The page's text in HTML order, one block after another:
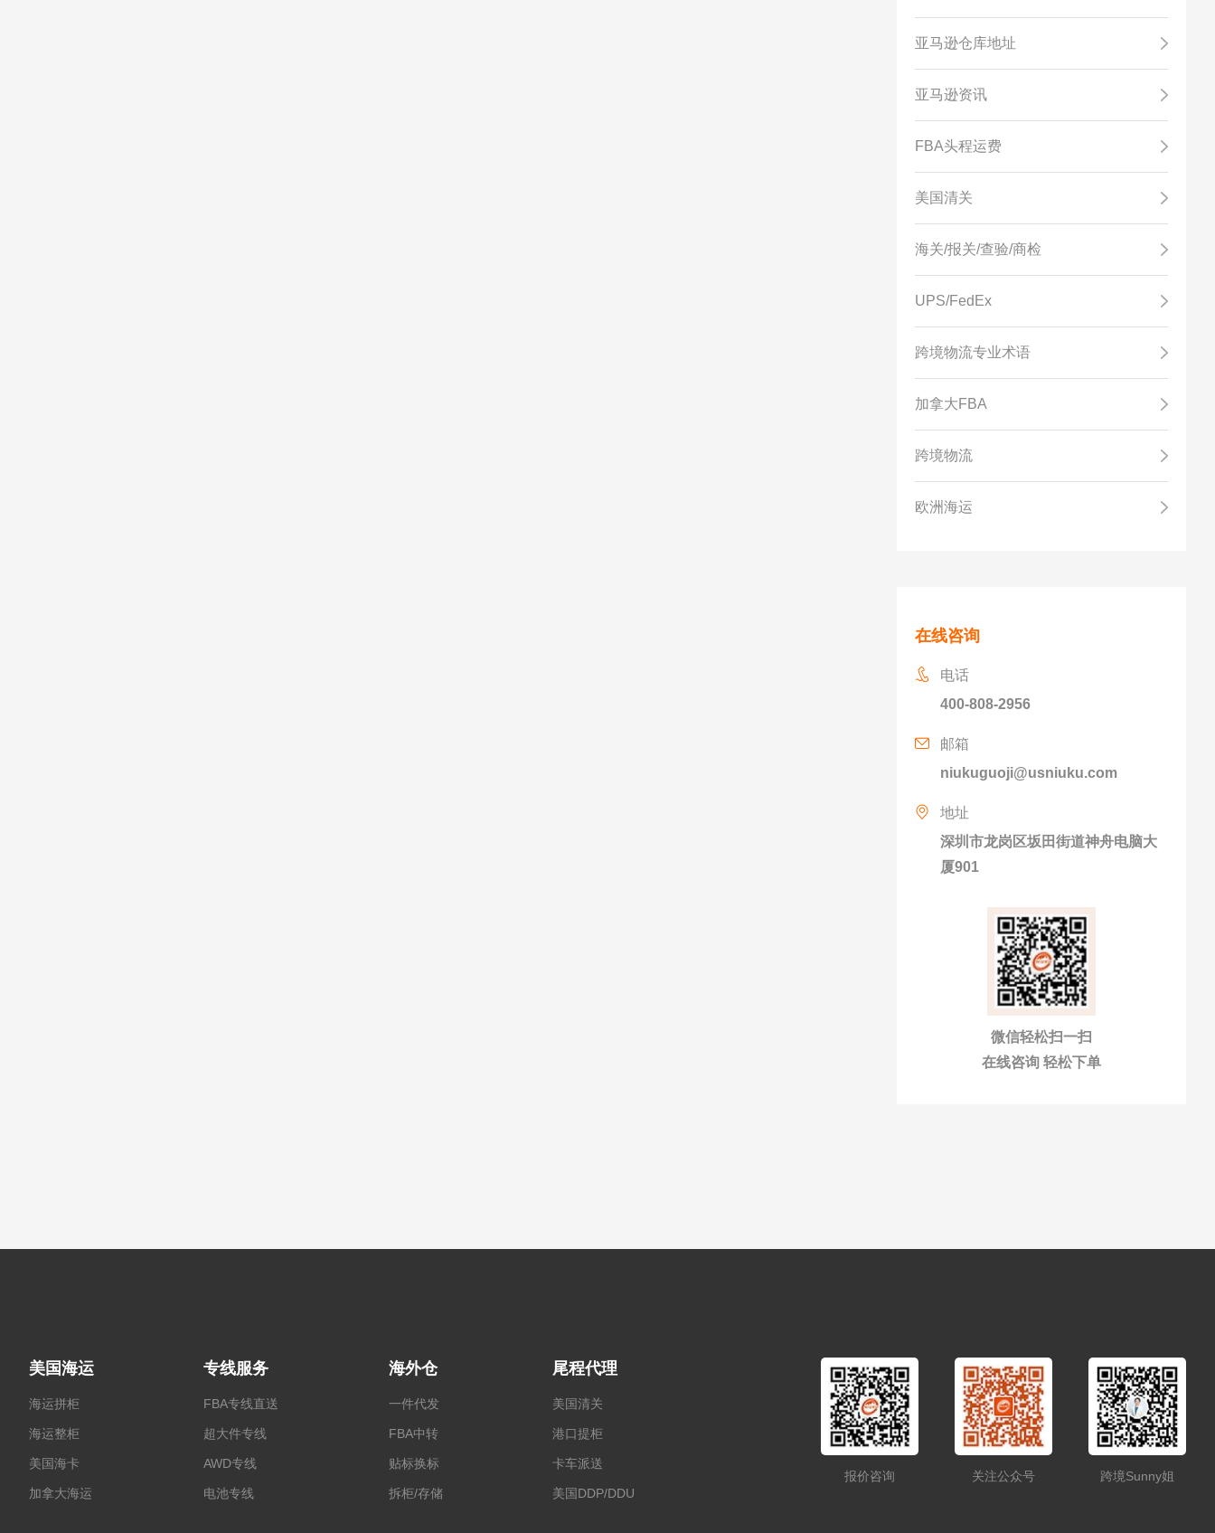
亚马逊仓库地址
亚马逊资讯
FBA头程运费
美国清关
海关/报关/查验/商检
UPS/FedEx
跨境物流专业术语
加拿大FBA
跨境物流
欧洲海运
在线咨询
电话
400-808-2956
邮箱
niukuguoji@usniuku.com
地址
深圳市龙岗区坂田街道神舟电脑大
厦901
微信轻松扫一扫
在线咨询 轻松下单
美国海运
海运拼柜
海运整柜
美国海卡
加拿大海运
专线服务
FBA专线直送
超大件专线
AWD专线
电池专线
海外仓
一件代发
FBA中转
贴标换标
拆柜/存储
尾程代理
美国清关
港口提柜
卡车派送
美国DDP/DDU
报价咨询 关注公众号 跨境Sunny姐